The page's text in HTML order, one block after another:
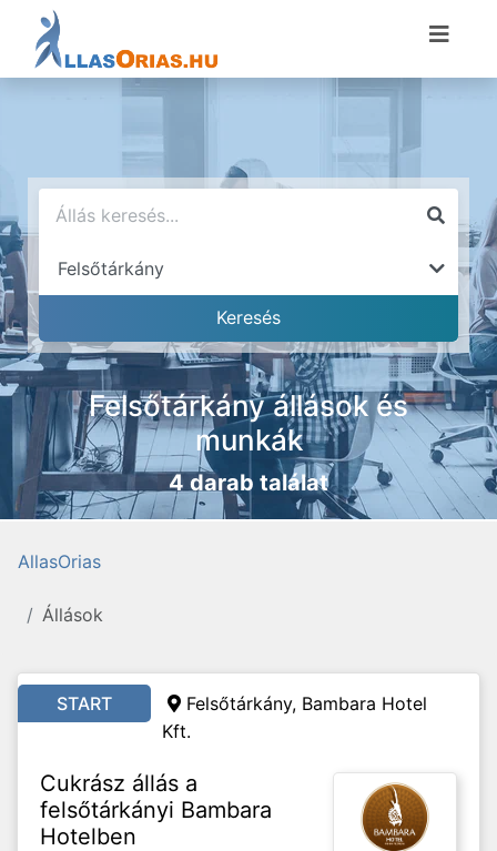
Felsőtárkány állások és
munkák
4 darab találat
AllasOrias
Állások
START
Felsőtárkány, Bambara Hotel
Kft.
Cukrász állás a
felsőtárkányi Bambara
Hotelben